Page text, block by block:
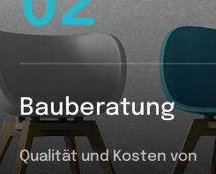
Bauberatung
Qualität und Kosten von